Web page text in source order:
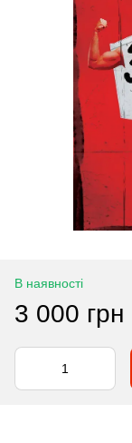
В наявності
3 000 грн